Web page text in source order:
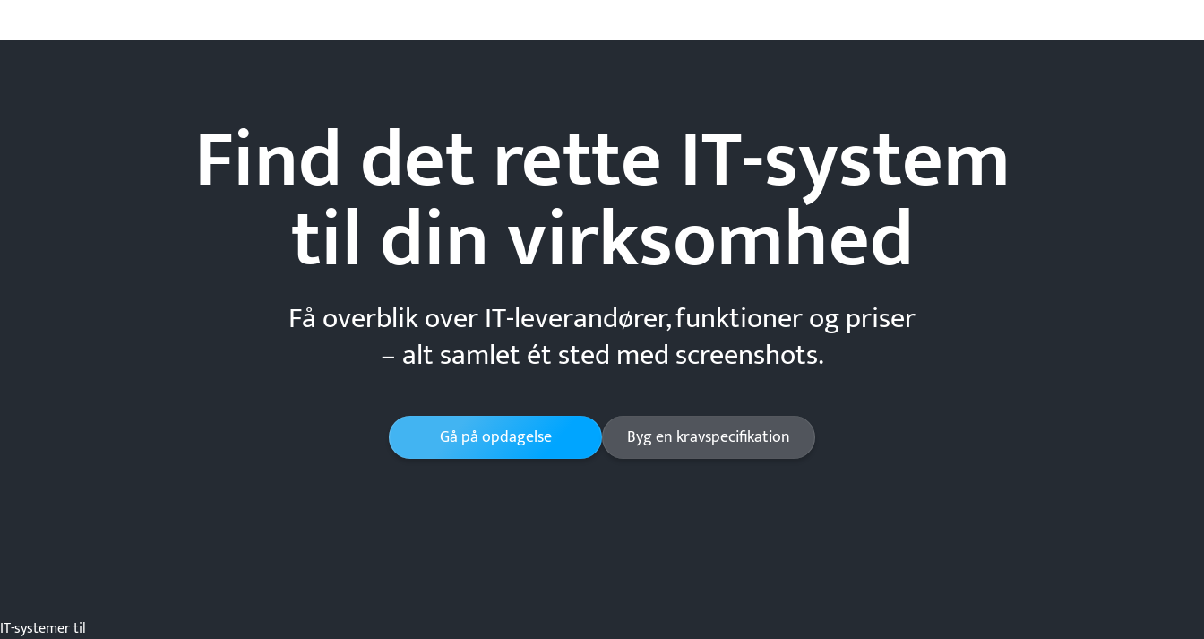
Find det rette IT-system
tildinvirksomhed
Få overblik over IT-leverandører, funktioner og priser
– alt samlet ét sted med screenshots.
Gå på opdagelse Byg en kravspecifikation
IT-systemer til